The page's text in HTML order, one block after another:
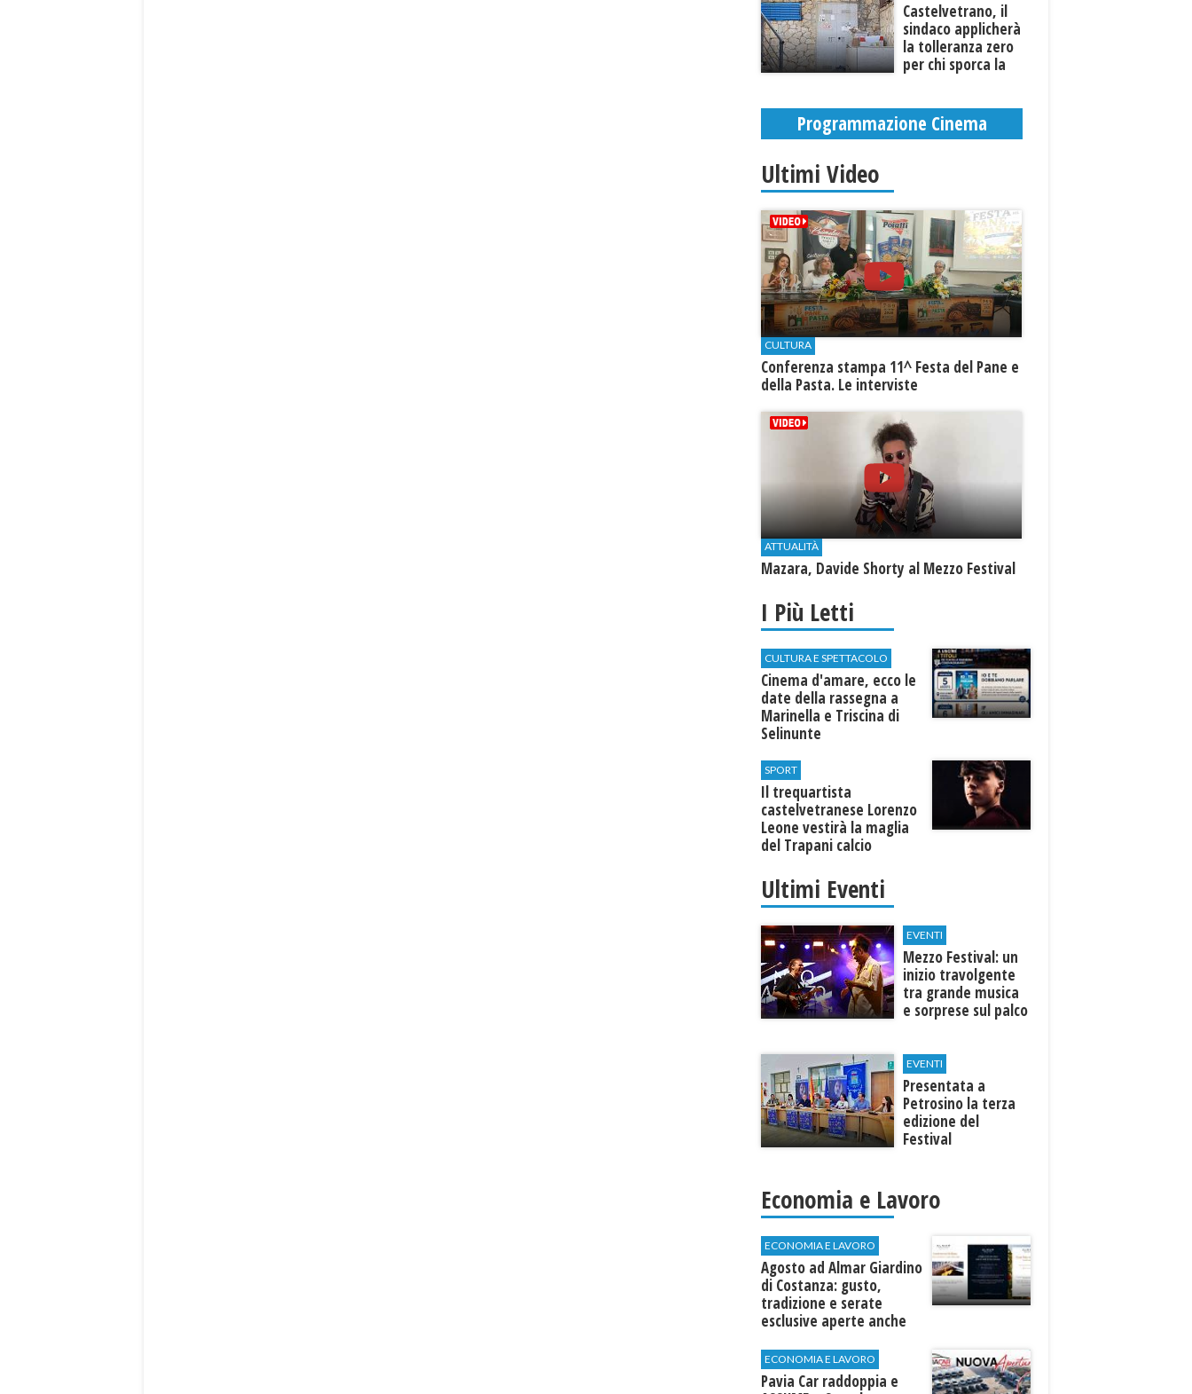
Castelvetrano, il
sindaco applicherà
la tolleranza zero
per chi sporca la
Programmazione Cinema
Ultimi Video
CULTURA
Conferenza stampa 11^ Festa del Pane e
della Pasta. Le interviste
ATTUALITÀ
Mazara, Davide Shorty al Mezzo Festival
I Più Letti
CULTURA E SPETTACOLO
Cinema d'amare, ecco le
date della rassegna a
Marinella e Triscina di
Selinunte
SPORT
Il trequartista
castelvetranese Lorenzo
Leone vestirà la maglia
del Trapani calcio
Ultimi Eventi
EVENTI
Mezzo Festival: un
inizio travolgente
tra grande musica
e sorprese sul palco
EVENTI
Presentata a
Petrosino la terza
edizione del
Festival
"Voci dal
Mediterraneo"
Economia e Lavoro
ECONOMIA E LAVORO
Agosto ad Almar Giardino
di Costanza: gusto,
tradizione e serate
esclusive aperte anche
ECONOMIA E LAVORO
Pavia Car raddoppia e